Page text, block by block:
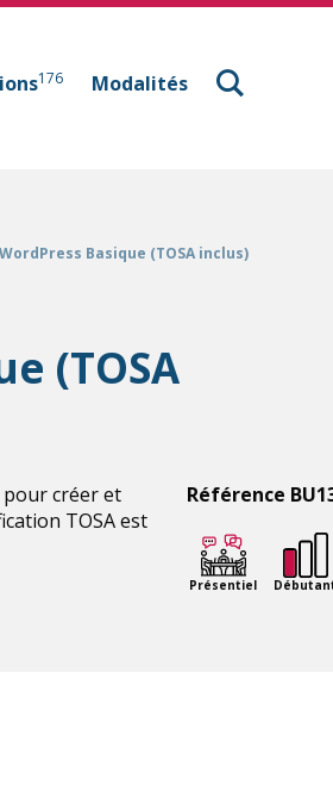
à Mulhouse
176 Modalités
WordPress Basique (TOSA inclus)
(TOSA
créer et
TOSA est
Référence
Présentiel